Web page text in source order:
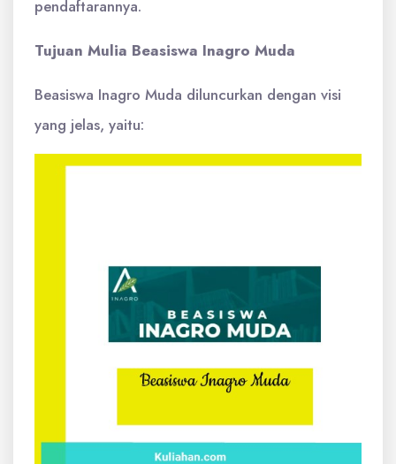
pendaftarannya.
Tujuan Mulia Beasiswa Inagro Muda
Beasiswa Inagro Muda diluncurkan dengan visi
yang jelas, yaitu: